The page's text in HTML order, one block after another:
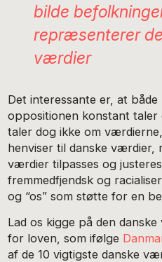
bilde
repræsenterer
værdier
Det interessante er, at
oppositionen konstant taler
taler dog ikke om
henviser til danske værdier,
værdier tilpasses og
fremmedfjendsk og
og “os” som støtte for en
Lad os kigge på den
for loven, som ifølge
af de 10 vigtigste danske